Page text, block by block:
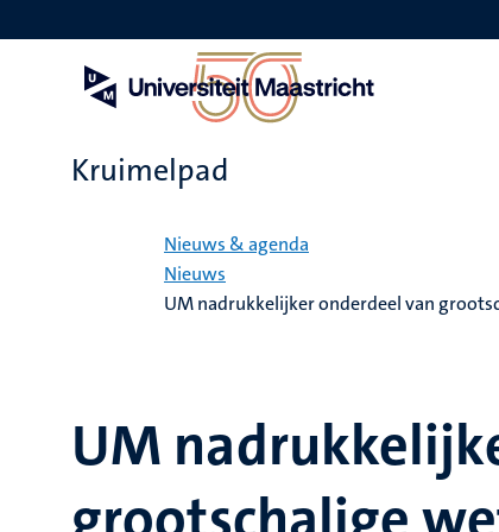
en
Kruimelpad
Nieuws & agenda
Nieuws
UM nadrukkelijker onderdeel van
UM